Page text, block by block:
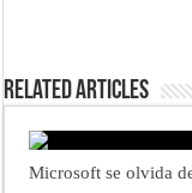
Related Articles
Microsoft se olvida